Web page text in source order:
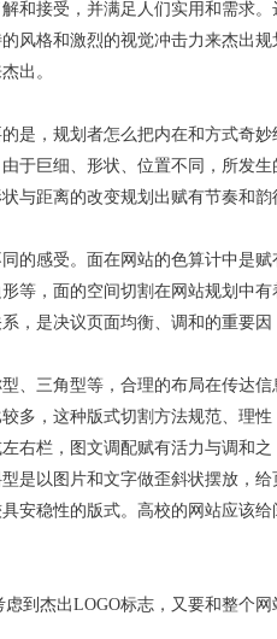
和接受，并满足人们实用和需求。
风格和激烈的视觉冲击力来杰出规
出。
是，规划者怎么把内在和方式奇妙
于巨细、形状、位置不同，所发生
与距离的改变规划出赋有节奏和韵
的感受。面在网站的色算计中是赋
等，面的空间切割在网站规划中有
，是决议页面均衡、调和的重要因
、三角型等，合理的布局在传达信
多，这种版式切割方法规范、理性
右栏，图文调配赋有活力与调和之
是以图片和文字做歪斜状摆放，给
安稳性的版式。高校的网站应该给
到杰出LOGO标志，又要和整个网